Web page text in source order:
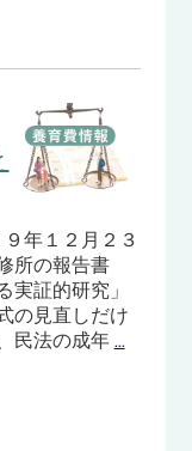
年１２月２３
所の報告書
実証的研究」
の見直しだけ
民法の成年 …